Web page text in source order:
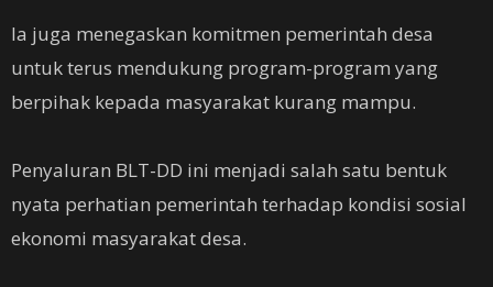
‎Ia juga menegaskan komitmen pemerintah desa
untuk terus mendukung program-program yang
berpihak kepada masyarakat kurang mampu.
‎Penyaluran BLT-DD ini menjadi salah satu bentuk
nyata perhatian pemerintah terhadap kondisi sosial
ekonomi masyarakat desa.